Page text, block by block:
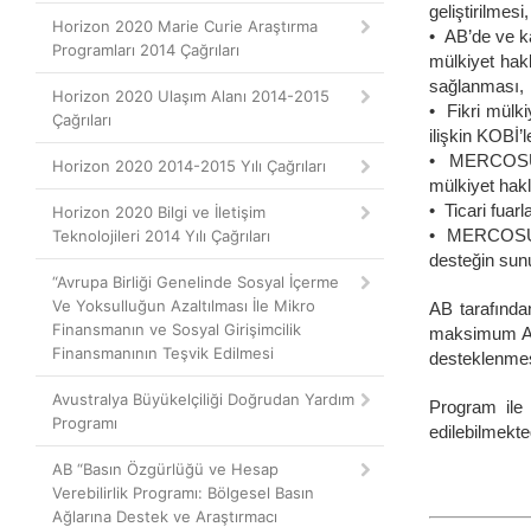
Horizon 2020 Marie Curie Araştırma
Programları 2014 Çağrıları
Horizon 2020 Ulaşım Alanı 2014-2015
Çağrıları
Horizon 2020 2014-2015 Yılı Çağrıları
Horizon 2020 Bilgi ve İletişim
Teknolojileri 2014 Yılı Çağrıları
“Avrupa Birliği Genelinde Sosyal İçerme
Ve Yoksulluğun Azaltılması İle Mikro
Finansmanın ve Sosyal Girişimcilik
Finansmanının Teşvik Edilmesi
Avustralya Büyükelçiliği Doğrudan Yardım
Programı
AB “Basın Özgürlüğü ve Hesap
Verebilirlik Programı: Bölgesel Basın
Ağlarına Destek ve Araştırmacı
geliştirilmesi,
• AB’de ve
mülkiyet
sağlanması,
• Fikri
ilişkin
•
mülkiyet
• Ticari
•
desteğin
AB
maksimum
Program